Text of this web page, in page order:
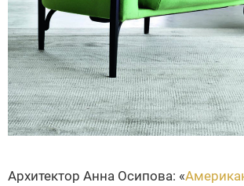
Архитектор Анна Осипова: «